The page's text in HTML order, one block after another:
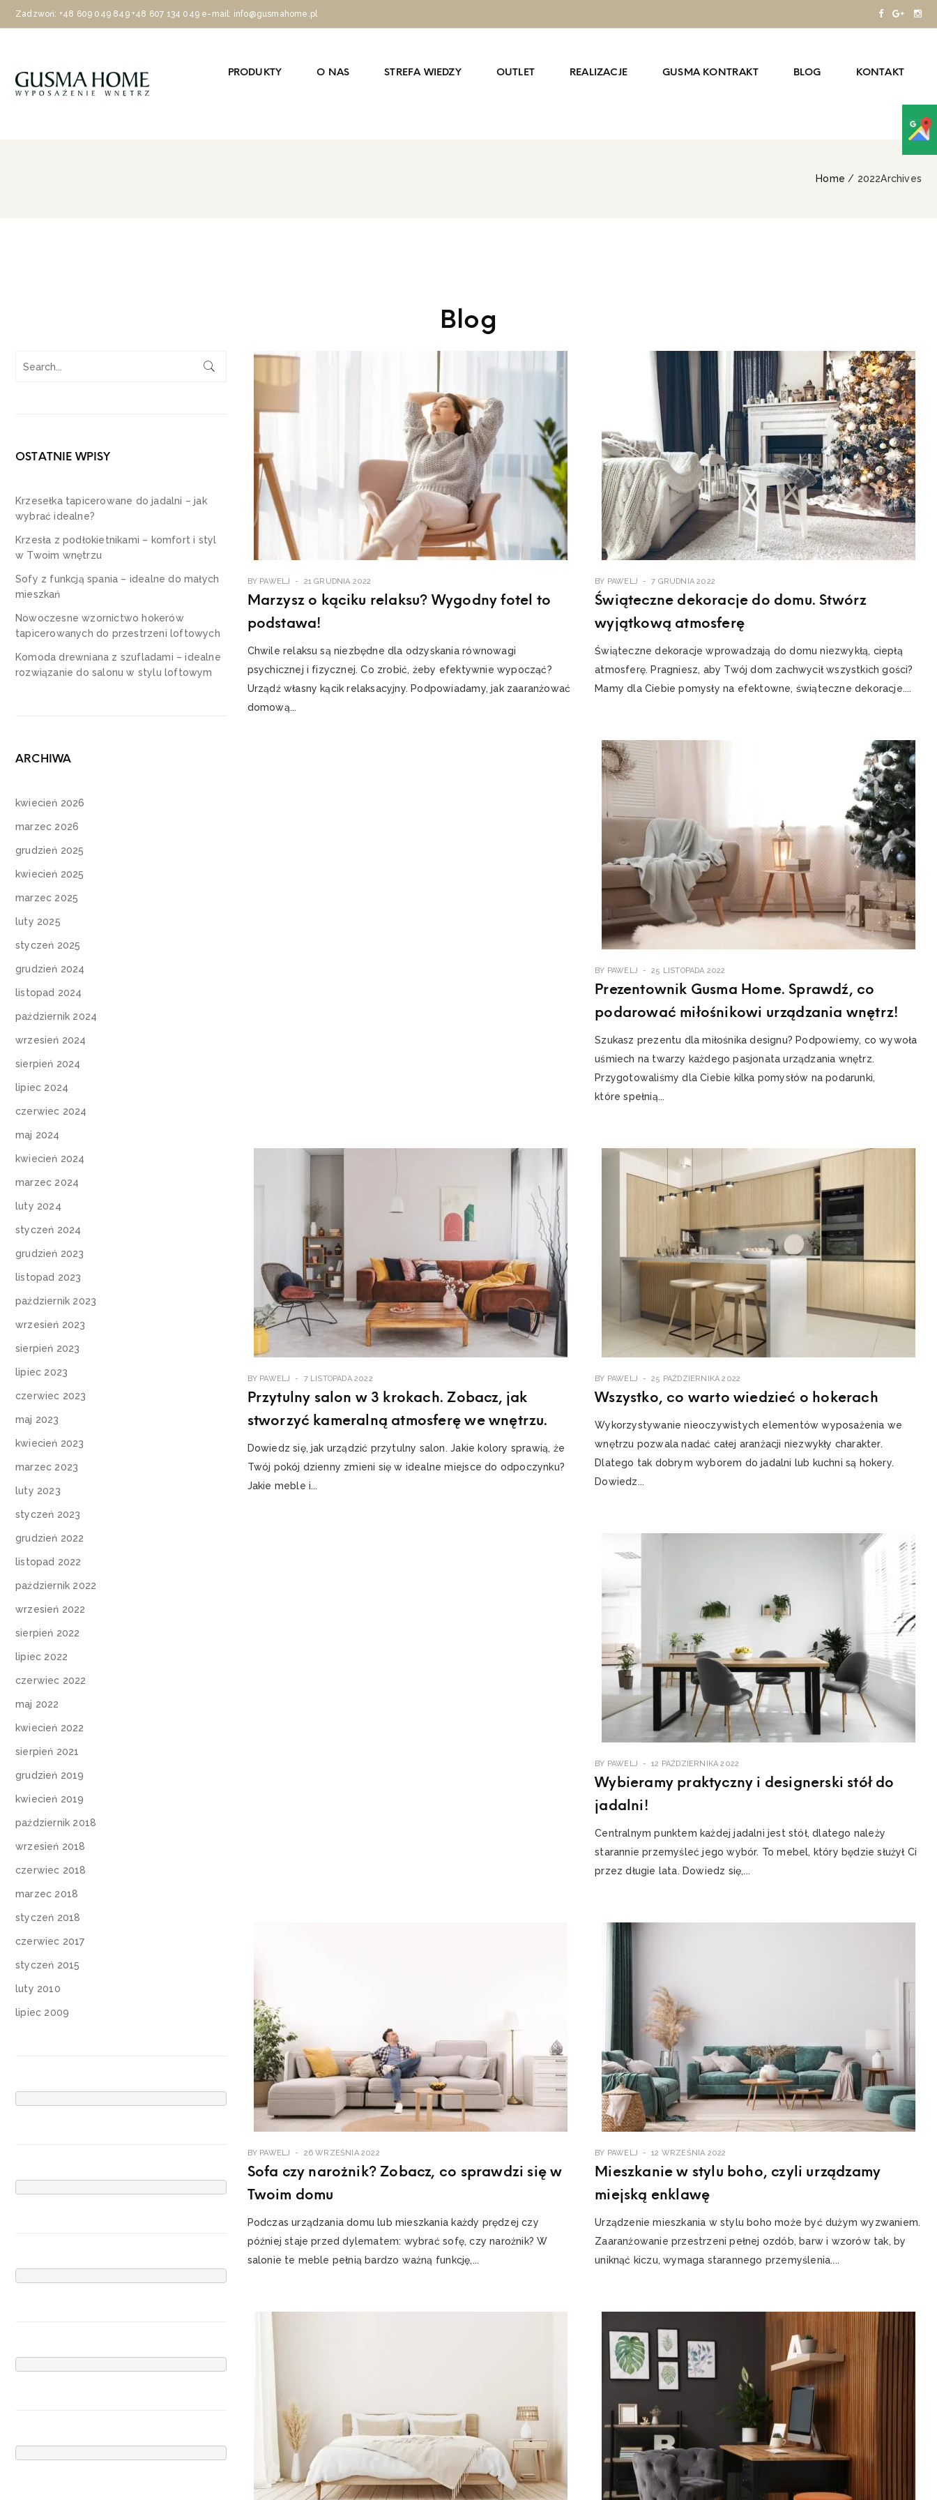
Zadzwoń: +48 609 049 849 +48 607 134 049 e-mail: info@gusmahome.pl
PRODUKTY O NAS STREFA WIEDZY OUTLET REALIZACJE GUSMA KONTRAKT BLOG KONTAKT
Home / 2022Archives
Blog
BY PAWELJ 21 GRUDNIA 2022
Marzysz o kąciku relaksu? Wygodny fotel to
podstawa!
Chwile relaksu są niezbędne dla odzyskania równowagi
psychicznej i fizycznej. Co zrobić, żeby efektywnie wypocząć?
Urządź własny kącik relaksacyjny. Podpowiadamy, jak zaaranżować
domową...
BY PAWELJ 7 GRUDNIA 2022
Świąteczne dekoracje do domu. Stwórz
wyjątkową atmosferę
Świąteczne dekoracje wprowadzają do domu niezwykłą, ciepłą
atmosferę. Pragniesz, aby Twój dom zachwycił wszystkich gości?
Mamy dla Ciebie pomysły na efektowne, świąteczne dekoracje....
BY PAWELJ 25 LISTOPADA 2022
Prezentownik Gusma Home. Sprawdź, co
podarować miłośnikowi urządzania wnętrz!
Szukasz prezentu dla miłośnika designu? Podpowiemy, co wywoła
uśmiech na twarzy każdego pasjonata urządzania wnętrz.
Przygotowaliśmy dla Ciebie kilka pomysłów na podarunki,
które spełnią...
BY PAWELJ 7 LISTOPADA 2022
Przytulny salon w 3 krokach. Zobacz, jak
stworzyć kameralną atmosferę we wnętrzu.
Dowiedz się, jak urządzić przytulny salon. Jakie kolory sprawią, że
Twój pokój dzienny zmieni się w idealne miejsce do odpoczynku?
Jakie meble i...
BY PAWELJ 25 PAŹDZIERNIKA 2022
Wszystko, co warto wiedzieć o hokerach
Wykorzystywanie nieoczywistych elementów wyposażenia we
wnętrzu pozwala nadać całej aranżacji niezwykły charakter.
Dlatego tak dobrym wyborem do jadalni lub kuchni są hokery.
Dowiedz...
BY PAWELJ 12 PAŹDZIERNIKA 2022
Wybieramy praktyczny i designerski stół do
jadalni!
Centralnym punktem każdej jadalni jest stół, dlatego należy
starannie przemyśleć jego wybór. To mebel, który będzie służył Ci
przez długie lata. Dowiedz się,...
BY PAWELJ 26 WRZEŚNIA 2022
Sofa czy narożnik? Zobacz, co sprawdzi się w
Twoim domu
Podczas urządzania domu lub mieszkania każdy prędzej czy
później staje przed dylematem: wybrać sofę, czy narożnik? W
salonie te meble pełnią bardzo ważną funkcję,...
BY PAWELJ 12 WRZEŚNIA 2022
Mieszkanie w stylu boho, czyli urządzamy
miejską enklawę
Urządzenie mieszkania w stylu boho może być dużym wyzwaniem.
Zaaranżowanie przestrzeni pełnej ozdób, barw i wzorów tak, by
uniknąć kiczu, wymaga starannego przemyślenia....
OSTATNIE WPISY
Krzesełka tapicerowane do jadalni – jak
wybrać idealne?
Krzesła z podłokietnikami – komfort i styl
w Twoim wnętrzu
Sofy z funkcją spania – idealne do małych
mieszkań
Nowoczesne wzornictwo hokerów
tapicerowanych do przestrzeni loftowych
Komoda drewniana z szufladami – idealne
rozwiązanie do salonu w stylu loftowym
ARCHIWA
kwiecień 2026
marzec 2026
grudzień 2025
kwiecień 2025
marzec 2025
luty 2025
styczeń 2025
grudzień 2024
listopad 2024
październik 2024
wrzesień 2024
sierpień 2024
lipiec 2024
czerwiec 2024
maj 2024
kwiecień 2024
marzec 2024
luty 2024
styczeń 2024
grudzień 2023
listopad 2023
październik 2023
wrzesień 2023
sierpień 2023
lipiec 2023
czerwiec 2023
maj 2023
kwiecień 2023
marzec 2023
luty 2023
styczeń 2023
grudzień 2022
listopad 2022
październik 2022
wrzesień 2022
sierpień 2022
lipiec 2022
czerwiec 2022
maj 2022
kwiecień 2022
sierpień 2021
grudzień 2019
kwiecień 2019
październik 2018
wrzesień 2018
czerwiec 2018
marzec 2018
styczeń 2018
czerwiec 2017
styczeń 2015
luty 2010
lipiec 2009